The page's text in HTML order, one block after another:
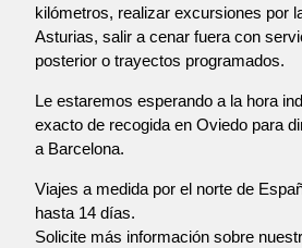
kilómetros, realizar excursiones por
Asturias, salir a cenar fuera con
posterior o trayectos programados.
Le estaremos esperando a la hora
exacto de recogida en Oviedo para
a Barcelona.
Viajes a medida por el norte de
hasta 14 días.
Solicite más información sobre